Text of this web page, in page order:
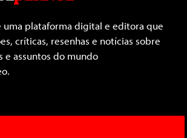
uma plataforma digital e editora que
críticas, resenhas e notícias sobre
e assuntos do mundo